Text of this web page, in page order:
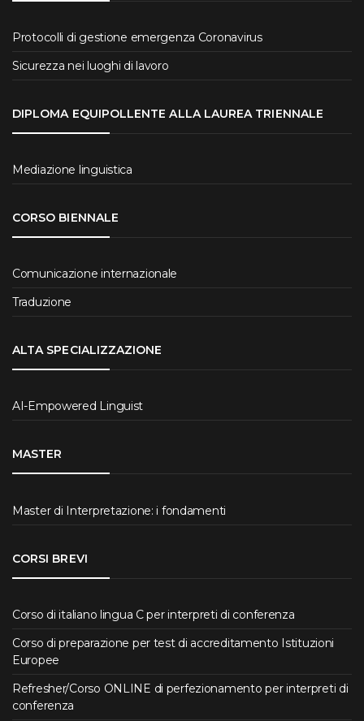
Protocolli di gestione emergenza Coronavirus
Sicurezza nei luoghi di lavoro
DIPLOMA EQUIPOLLENTE ALLA LAUREA TRIENNALE
Mediazione linguistica
CORSO BIENNALE
Comunicazione internazionale
Traduzione
ALTA SPECIALIZZAZIONE
AI-Empowered Linguist
MASTER
Master di Interpretazione: i fondamenti
CORSI BREVI
Corso di italiano lingua C per interpreti di conferenza
Corso di preparazione per test di accreditamento Istituzioni
Europee
Refresher/Corso ONLINE di perfezionamento per interpreti di
conferenza